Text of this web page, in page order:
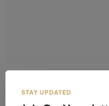
MOIS DU DOC | Proposez
STAY UPDATED